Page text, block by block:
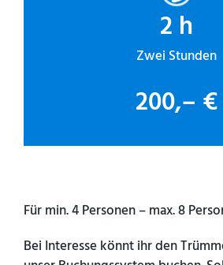
2 h
Zwei Stunden
200,– €
Für min. 4 Personen – max. 8
Bei Interesse könnt ihr den